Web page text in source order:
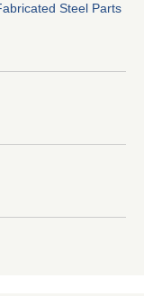
Steel Parts